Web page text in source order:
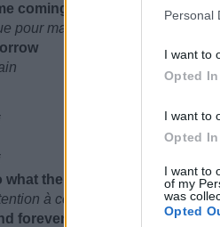
Personal
I want to
Opted In
I want to
Opted In
I want to
of my
was
Opted
coming for the road that we
pour marcher sur cette route que
what the doubters all say
à ce que les sceptiques
forever, always